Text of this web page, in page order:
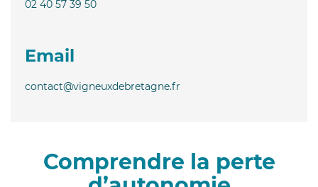
02 40 57 39 50
Email
contact@vigneuxdebretagne.fr
Comprendre la perte